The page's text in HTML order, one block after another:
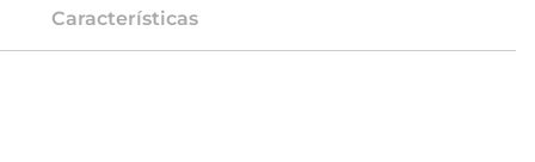
Características